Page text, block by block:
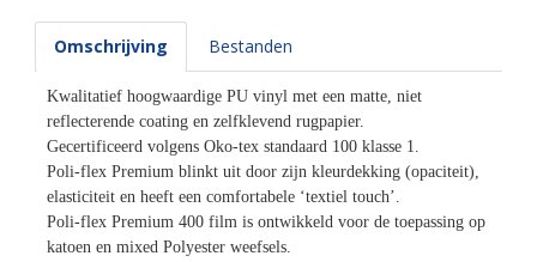
Omschrijving Bestanden
Kwalitatief hoogwaardige PU vinyl met een matte, niet
reflecterende coating en zelfklevend rugpapier.
Gecertificeerd volgens Oko-tex standaard 100 klasse 1.
Poli-flex Premium blinkt uit door zijn kleurdekking (opaciteit),
elasticiteit en heeft een comfortabele ‘textiel touch’.
Poli-flex Premium 400 film is ontwikkeld voor de toepassing op
katoen en mixed Polyester weefsels.